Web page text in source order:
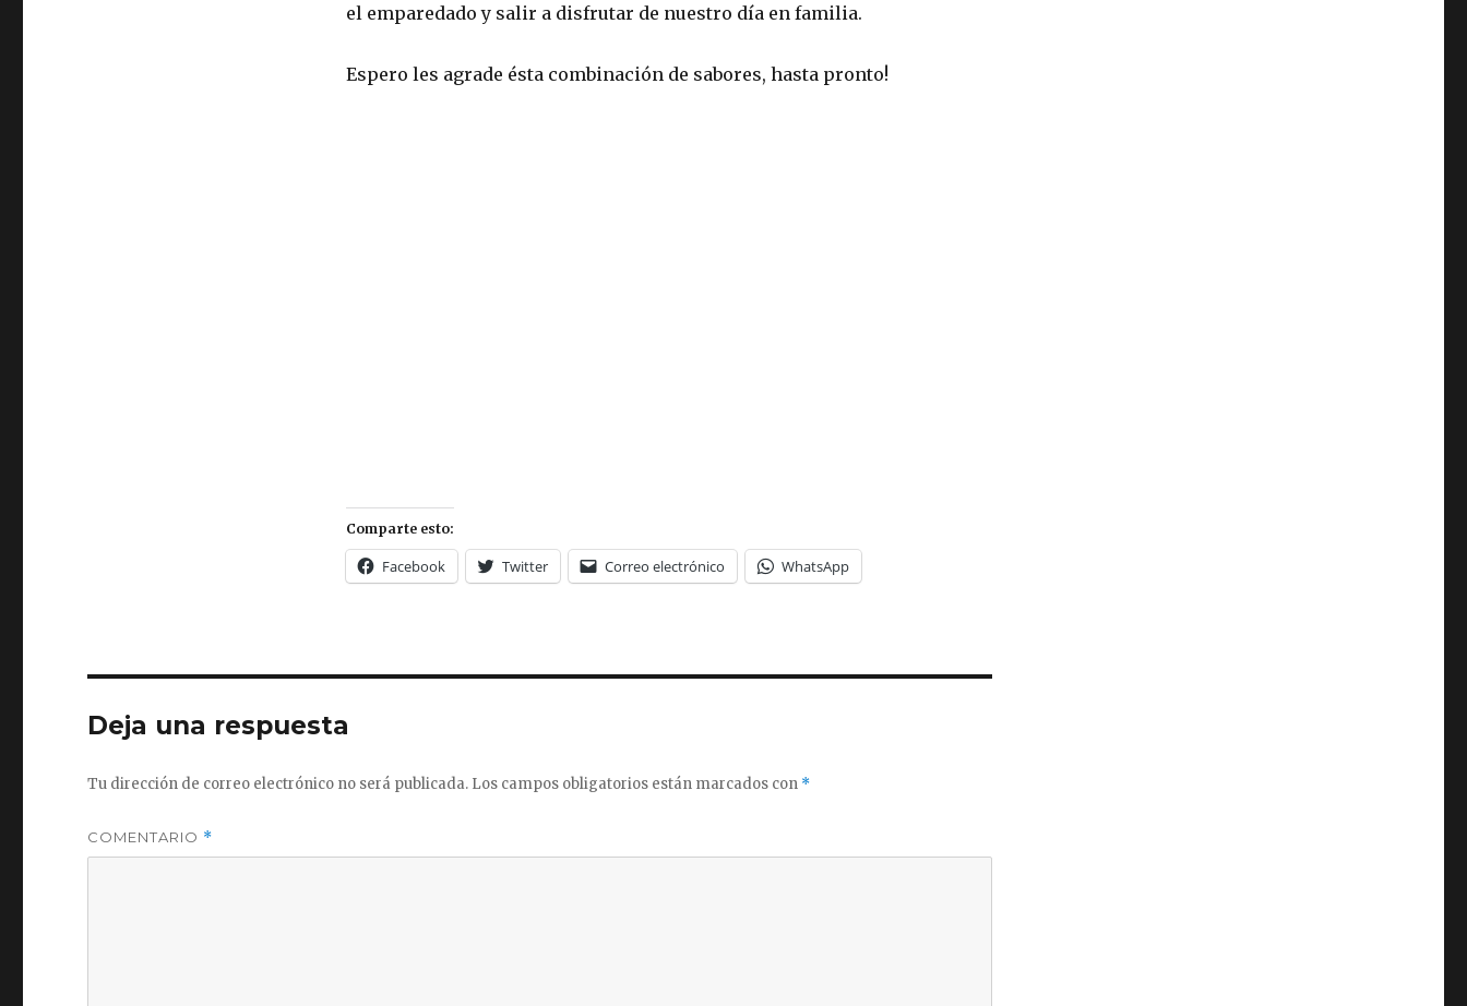
el emparedado y salir a disfrutar de nuestro día en familia.
Espero les agrade ésta combinación de sabores, hasta pronto!
Comparte esto:
Facebook Twitter Correo electrónico WhatsApp
Deja una respuesta
Tu dirección de correo electrónico no será publicada. Los campos obligatorios están marcados con *
COMENTARIO *